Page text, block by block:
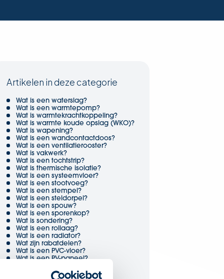
Artikelen in deze categorie
Wat is een waterslag?
Wat is een warmtepomp?
Wat is warmtekrachtkoppeling?
Wat is warmte koude opslag (WKO)?
Wat is wapening?
Wat is een wandcontactdoos?
Wat is een ventilatierooster?
Wat is vakwerk?
Wat is een tochtstrip?
Wat is thermische isolatie?
Wat is een systeemvloer?
Wat is een stootvoeg?
Wat is een stempel?
Wat is een steldorpel?
Wat is een spouw?
Wat is een sporenkop?
Wat is sondering?
Wat is een rollaag?
Wat is een radiator?
Wat zijn rabatdelen?
Wat is een PVC-vloer?
Wat is een PV-paneel?
Wat is profiel?